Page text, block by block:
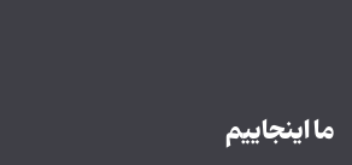
ما اینجاییم